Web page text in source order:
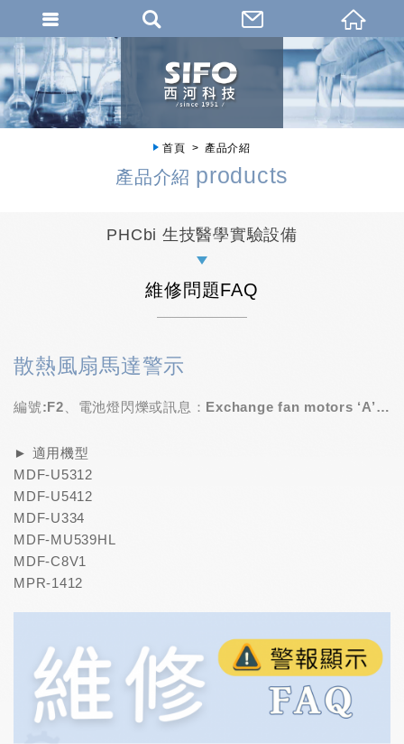
首頁 產品介紹
產品介紹 products
PHCbi 生技醫學實驗設備
維修問題FAQ
散熱風扇馬達警示
編號:F2、電池燈閃爍或訊息：Exchange fan motors ‘A’
► 適用機型
MDF-U5312
MDF-U5412
MDF-U334
MDF-MU539HL
MDF-C8V1
MPR-1412